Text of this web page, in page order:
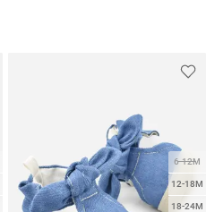
6-12M
12-18M
18-24M